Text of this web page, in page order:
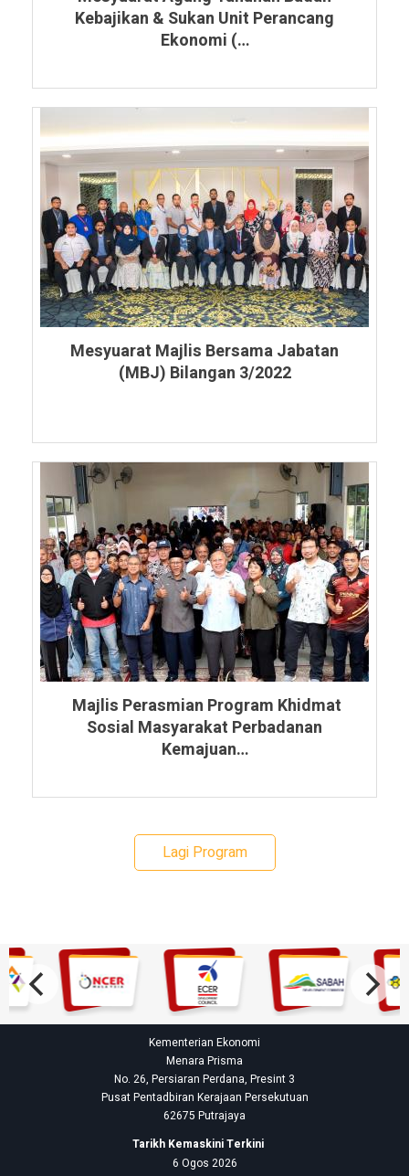
Kebajikan & Sukan Unit Perancang
Ekonomi (…
Mesyuarat Majlis Bersama Jabatan
(MBJ) Bilangan 3/2022
Majlis Perasmian Program Khidmat
Sosial Masyarakat Perbadanan
Kemajuan…
Lagi Program
Kementerian Ekonomi
Menara Prisma
No. 26, Persiaran Perdana, Presint 3
Pusat Pentadbiran Kerajaan Persekutuan
62675 Putrajaya
Tarikh Kemaskini Terkini
6 Ogos 2026